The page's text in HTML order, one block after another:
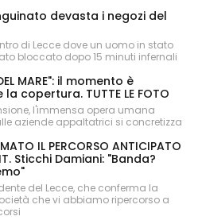
devasta i negozi del
di Lecce dove un uomo in stato
bloccato dopo 15 minuti infernali
MARE": il momento è
copertura. TUTTE LE FOTO
l'immensa opera umana
aziende appaltatrici si concretizza
IL PERCORSO ANTICIPATO
Sticchi Damiani: "Banda?
del Lecce, che conferma la
che vi abbiamo ripercorso a